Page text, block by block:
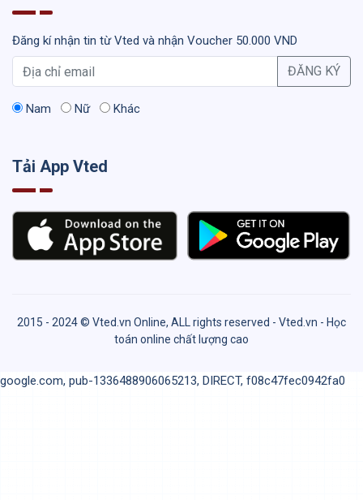
Đăng kí nhận tin từ Vted và nhận Voucher 50.000 VND
ĐĂNG KÝ
Nam Nữ Khác
Tải App Vted
2015 - 2024 © Vted.vn Online, ALL rights reserved - Vted.vn - Học
toán online chất lượng cao
google.com, pub-1336488906065213, DIRECT, f08c47fec0942fa0